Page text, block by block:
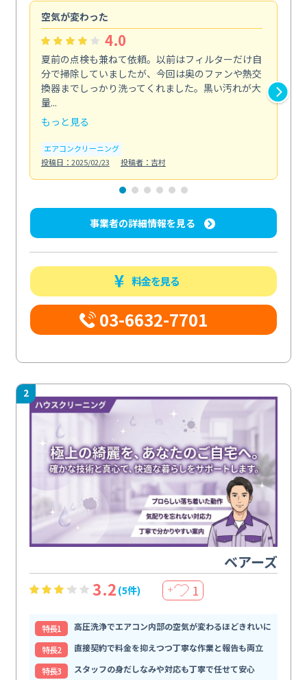
空気が変わった
4.0
夏前の点検も兼ねて依頼。以前はフィルターだけ自
分で掃除していましたが、今回は奥のファンや熱交
換器までしっかり洗ってくれました。黒い汚れが大
量...
もっと見る
エアコンクリーニング
投稿日：2025/02/23
投稿者：吉村
事業者の詳細情報を見る
料金を見る
03-6632-7701
2
ベアーズ
3.2 (5件) ＋ 1
特⻑1
高圧洗浄でエアコン内部の空気が変わるほどきれいに
特⻑2
直接契約で料金を抑えつつ丁寧な作業と報告も両立
特⻑3
スタッフの身だしなみや対応も丁寧で任せて安心